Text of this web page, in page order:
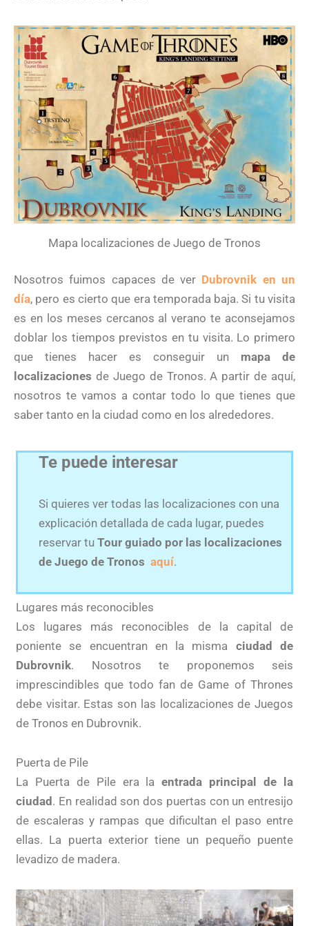
Mapa localizaciones de Juego de Tronos
Nosotros fuimos capaces de ver Dubrovnik en un
día, pero es cierto que era temporada baja. Si tu visita
es en los meses cercanos al verano te aconsejamos
doblar los tiempos previstos en tu visita. Lo primero
que tienes hacer es conseguir un mapa de
localizaciones de Juego de Tronos. A partir de aquí,
nosotros te vamos a contar todo lo que tienes que
saber tanto en la ciudad como en los alrededores.
Te puede interesar
Si quieres ver todas las localizaciones con una
explicación detallada de cada lugar, puedes
reservar tu Tour guiado por las localizaciones
de Juego de Tronos aquí.
Lugares más reconocibles
Los lugares más reconocibles de la capital de
poniente se encuentran en la misma ciudad de
Dubrovnik. Nosotros te proponemos seis
imprescindibles que todo fan de Game of Thrones
debe visitar. Estas son las localizaciones de Juegos
de Tronos en Dubrovnik.
Puerta de Pile
La Puerta de Pile era laentrada principal de la
ciudad . En realidad son dos puertas con un entresijo
de escaleras y rampas que dificultan el paso entre
ellas. La puerta exterior tiene un pequeño puente
levadizo de madera.